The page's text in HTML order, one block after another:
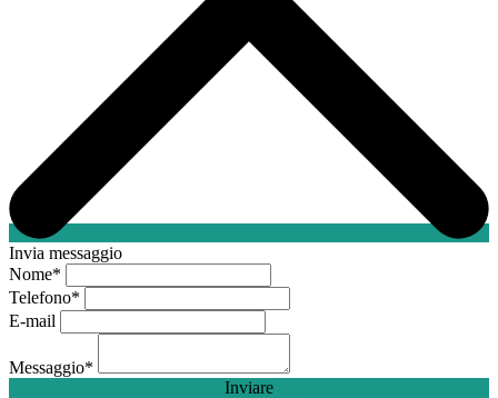
Invia messaggio
Nome*
Telefono*
E-mail
Messaggio*
Inviare